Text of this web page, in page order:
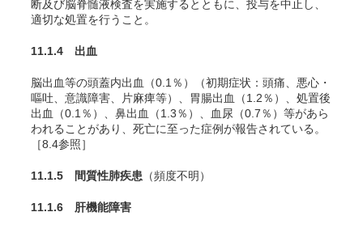
断及び脳脊髄液検査を実施するとともに、投与を中止し、
適切な処置を行うこと。
11.1.4 出血
脳出血等の頭蓋内出血（0.1％）（初期症状：頭痛、悪心・
嘔吐、意識障害、片麻痺等）、胃腸出血（1.2％）、処置後
出血（0.1％）、鼻出血（1.3％）、血尿（0.7％）等があら
われることがあり、死亡に至った症例が報告されている。
［8.4参照］
11.1.5 間質性肺疾患 （頻度不明）
11.1.6 肝機能障害